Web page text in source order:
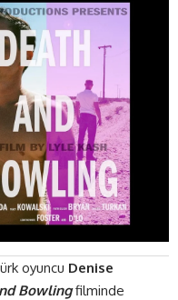
oyuncu Denise
Bowling filminde